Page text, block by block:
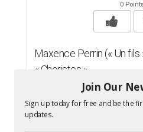
0 Points
Maxence Perrin (« Un fils
« Choristes »
Celui qui crevait l'écran
conti­nué de jouer dans la
Join Our
Sign up today for free and be the
updates.